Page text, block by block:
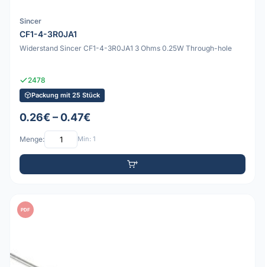
Sincer
CF1-4-3R0JA1
Widerstand Sincer CF1-4-3R0JA1 3 Ohms 0.25W Through-hole
2478
Packung mit 25 Stück
0.26€ – 0.47€
Menge: Min: 1
PDF